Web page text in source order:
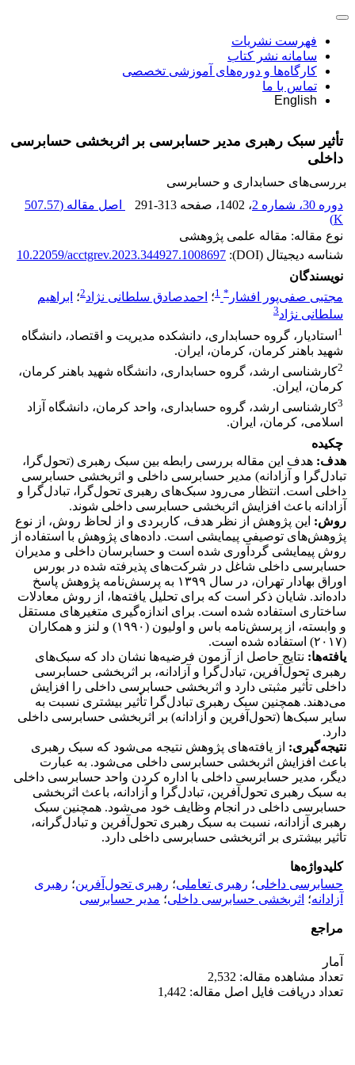
فهرست نشریات
سامانه نشر کتاب
کارگاه‌ها و دوره‌های آموزشی تخصصی
تماس با ما
English
تأثیر سبک رهبری مدیر حسابرسی بر اثربخشی حسابرسی
داخلی
بررسی‏‌های حسابداری و حسابرسی
دوره 30، شماره 2
، 1402 ، صفحه 291-313 اصل مقاله (507.57
K
)
نوع مقاله: مقاله علمی پژوهشی
شناسه دیجیتال (DOI):
10.22059/acctgrev.2023.344927.1008697
نویسندگان
مجتبی صفی‌پور افشار *
1؛ احمدصادق سلطانی نژاد2؛ ابراهیم
سلطانی نژاد3
1 استادیار، گروه حسابداری، دانشکده مدیریت و اقتصاد، دانشگاه
شهید باهنر کرمان، کرمان، ایران.
2کارشناسی ارشد، گروه حسابداری، دانشگاه شهید باهنر کرمان،
کرمان، ایران.
3کارشناسی ارشد، گروه حسابداری، واحد کرمان، دانشگاه آزاد
اسلامی، کرمان، ایران.
چکیده
هدف: هدف این مقاله بررسی رابطه بین سبک رهبری (تحول‌گرا،
تبادل‌گرا و آزادانه) مدیر حسابرسی داخلی و اثربخشی حسابرسی
داخلی است. انتظار می‌رود سبک‌های رهبری تحول‌گرا، تبادل‌گرا و
آزادانه باعث افزایش اثربخشی حسابرسی داخلی شوند.
روش: این پژوهش از نظر هدف، کاربردی و از لحاظ روش، از نوع
پژوهش‌های توصیفی پیمایشی است. داده‌های پژوهش با استفاده از
روش پیمایشی گردآوری شده است و حسابرسان داخلی و مدیران
حسابرسی داخلی شاغل در شرکت‌های پذیرفته شده در بورس
اوراق بهادار تهران، در سال ۱۳۹۹ به پرسش‌نامه پژوهش پاسخ
داده‌اند. شایان ذکر است که برای تحلیل یافته‌ها، از روش معادلات
ساختاری استفاده شده است. برای اندازه‌گیری متغیرهای مستقل
و وابسته، از پرسش‌نامه باس و اولیون (۱۹۹۰) و لنز و همکاران
(۲۰۱۷) استفاده شده است.
یافته‌ها: نتایج حاصل از آزمون فرضیه‌ها نشان داد که سبک‌های
رهبری تحول‌آفرین، تبادل‌گرا و آزادانه، بر اثربخشی حسابرسی
داخلی تأثیر مثبتی دارد و اثربخشی حسابرسی داخلی را افزایش
می‌دهند. همچنین سبک رهبری تبادل‌گرا تأثیر بیشتری نسبت به
سایر سبک‌ها (تحول‌آفرین و آزادانه) بر اثربخشی حسابرسی داخلی
دارد.
نتیجه‌گیری: از یافته‌های پژوهش نتیجه می‌شود که سبک رهبری
باعث افزایش اثربخشی حسابرسی داخلی می‌شود. به عبارت
دیگر، مدیر حسابرسی داخلی با اداره کردن واحد حسابرسی داخلی
به سبک رهبری تحول‌آفرین، تبادل‌گرا و آزادانه، باعث اثربخشی
حسابرسی داخلی در انجام وظایف خود می‌شود. همچنین سبک
رهبری آزادانه، نسبت به سبک رهبری تحول‌آفرین و تبادل‌گرانه،
تأثیر بیشتری بر اثربخشی حسابرسی داخلی دارد.
کلیدواژه‌ها
حسابرسی داخلی؛ رهبری تعاملی؛ رهبری تحول‌آفرین؛ رهبری
آزادانه؛ اثربخشی حسابرسی داخلی؛ مدیر حسابرسی
مراجع
آمار
تعداد مشاهده مقاله: 2,532
تعداد دریافت فایل اصل مقاله: 1,442